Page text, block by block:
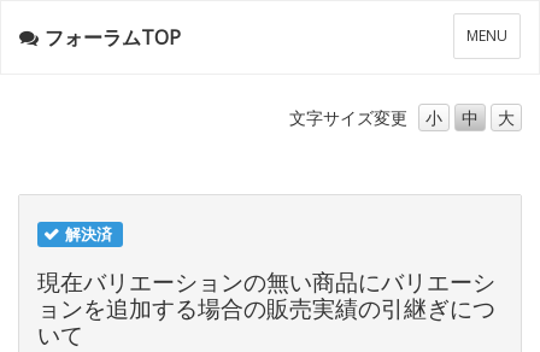
メ
ニ
ー
MENU
フォーラムTOP
文字サイズ変更 小 中 大
解決済
現在バリエーションの無い商品にバリエーシ
ョンを追加する場合の販売実績の引継ぎにつ
いて